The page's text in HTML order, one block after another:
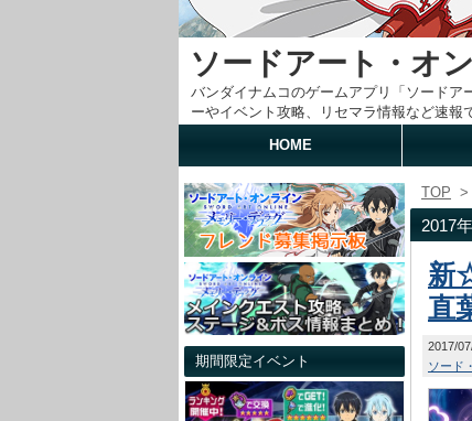
ソードアート・オ
バンダイナムコのゲームアプリ「ソードア
ーやイベント攻略、リセマラ情報など速報
HOME
期間限定イベント
TOP >
2017
新
直
2017/
ソード